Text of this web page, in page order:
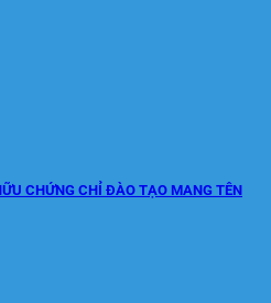
CHỨNG CHỈ ĐÀO TẠO MANG TÊN